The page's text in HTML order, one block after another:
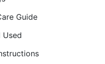
Guide
Used